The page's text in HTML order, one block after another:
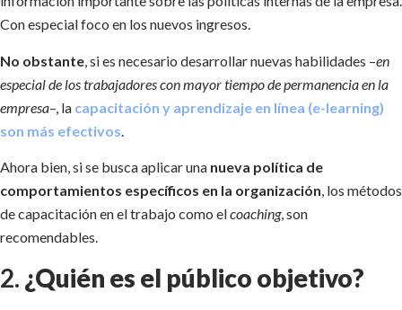
Con especial foco en los nuevos ingresos.
No obstante , si es necesario desarrollar nuevas habilidades –en
especial de los trabajadores con mayor tiempo de permanencia en la
empresa–, la capacitación y aprendizaje en línea (e-learning)
son más efectivos
Ahora bien, si se busca aplicar una nueva política de
comportamientos específicos en la organización, los métodos
de capacitación en el trabajo como elcoaching, son
recomendables.
2. ¿Quién es el público objetivo?